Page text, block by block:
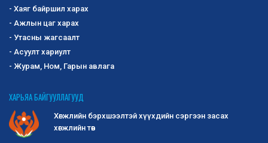
- Хаяг байршил харах
- Ажлын цаг харах
- Утасны жагсаалт
- Асуулт хариулт
- Журам, Ном, Гарын авлага
ХАРЬЯА БАЙГУУЛЛАГУУД
Хөгжлийн бэрхшээлтэй хүүхдийн сэргээн засах
хөгжлийн төв